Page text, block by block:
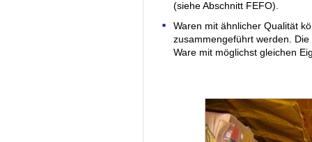
(siehe Abschnitt FEFO).
Waren mit ähnlicher Qualität
zusammengeführt werden.
Ware mit möglichst gleichen